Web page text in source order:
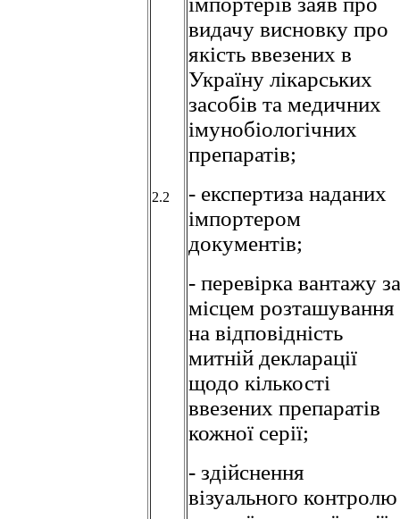
2.2
видачу висновку про
якість ввезених в
Україну лікарських
засобів та медичних
імунобіологічних
препаратів;
- експертиза наданих
імпортером
документів;
- перевірка вантажу за
місцем розташування
на відповідність
митній декларації
щодо кількості
ввезених препаратів
кожної серії;
- здійснення
візуального контролю